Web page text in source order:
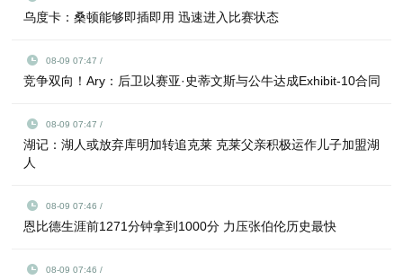
乌度卡：桑顿能够即插即用 迅速进入比赛状态
08-09 07:47 /
竞争双向！Ary：后卫以赛亚·史蒂文斯与公牛达成Exhibit‑10合同
08-09 07:47 /
湖记：湖人或放弃库明加转追克莱 克莱父亲积极运作儿子加盟湖
人
08-09 07:46 /
恩比德生涯前1271分钟拿到1000分 力压张伯伦历史最快
08-09 07:46 /